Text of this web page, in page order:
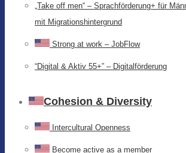
„Take off men“ – Sprachförderung+ für
mit Migrationshintergrund
Strong at work – JobFlow
“Digital & Aktiv 55+” – Digitalförderung
Cohesion & Diversity
Intercultural Openness
Become active as a member